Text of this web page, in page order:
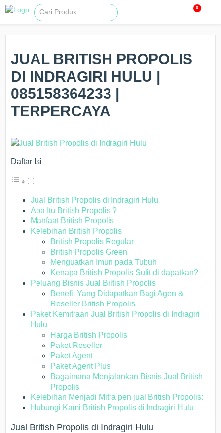
0
JUAL BRITISH PROPOLIS
DI INDRAGIRI HULU |
085158364233 |
TERPERCAYA
Daftar Isi
Jual British Propolis di Indragiri Hulu
Apa Itu British Propolis ?
Manfaat British Propolis
Kelebihan British Propolis
British Propolis Regular
British Propolis Green
Menguatkan Imun pada Tubuh
Kenapa British Propolis Sulit di dapatkan?
Peluang Bisnis Jual British Propolis
Benefit Yang Didapatkan Bagi Agen &
Reseller British Propolis
Paket Kemitraan Jual British Propolis di Indragiri
Hulu
Harga British Propolis
Paket Reseller
Paket Agent
Paket Agent Plus
Bagaimana Menjalankan Bisnis Jual British
Propolis
Kelebihan Menjadi Mitra pen jual British Propolis:
Hubungi Kami British Propolis di Indragiri Hulu
Jual British Propolis di Indragiri Hulu